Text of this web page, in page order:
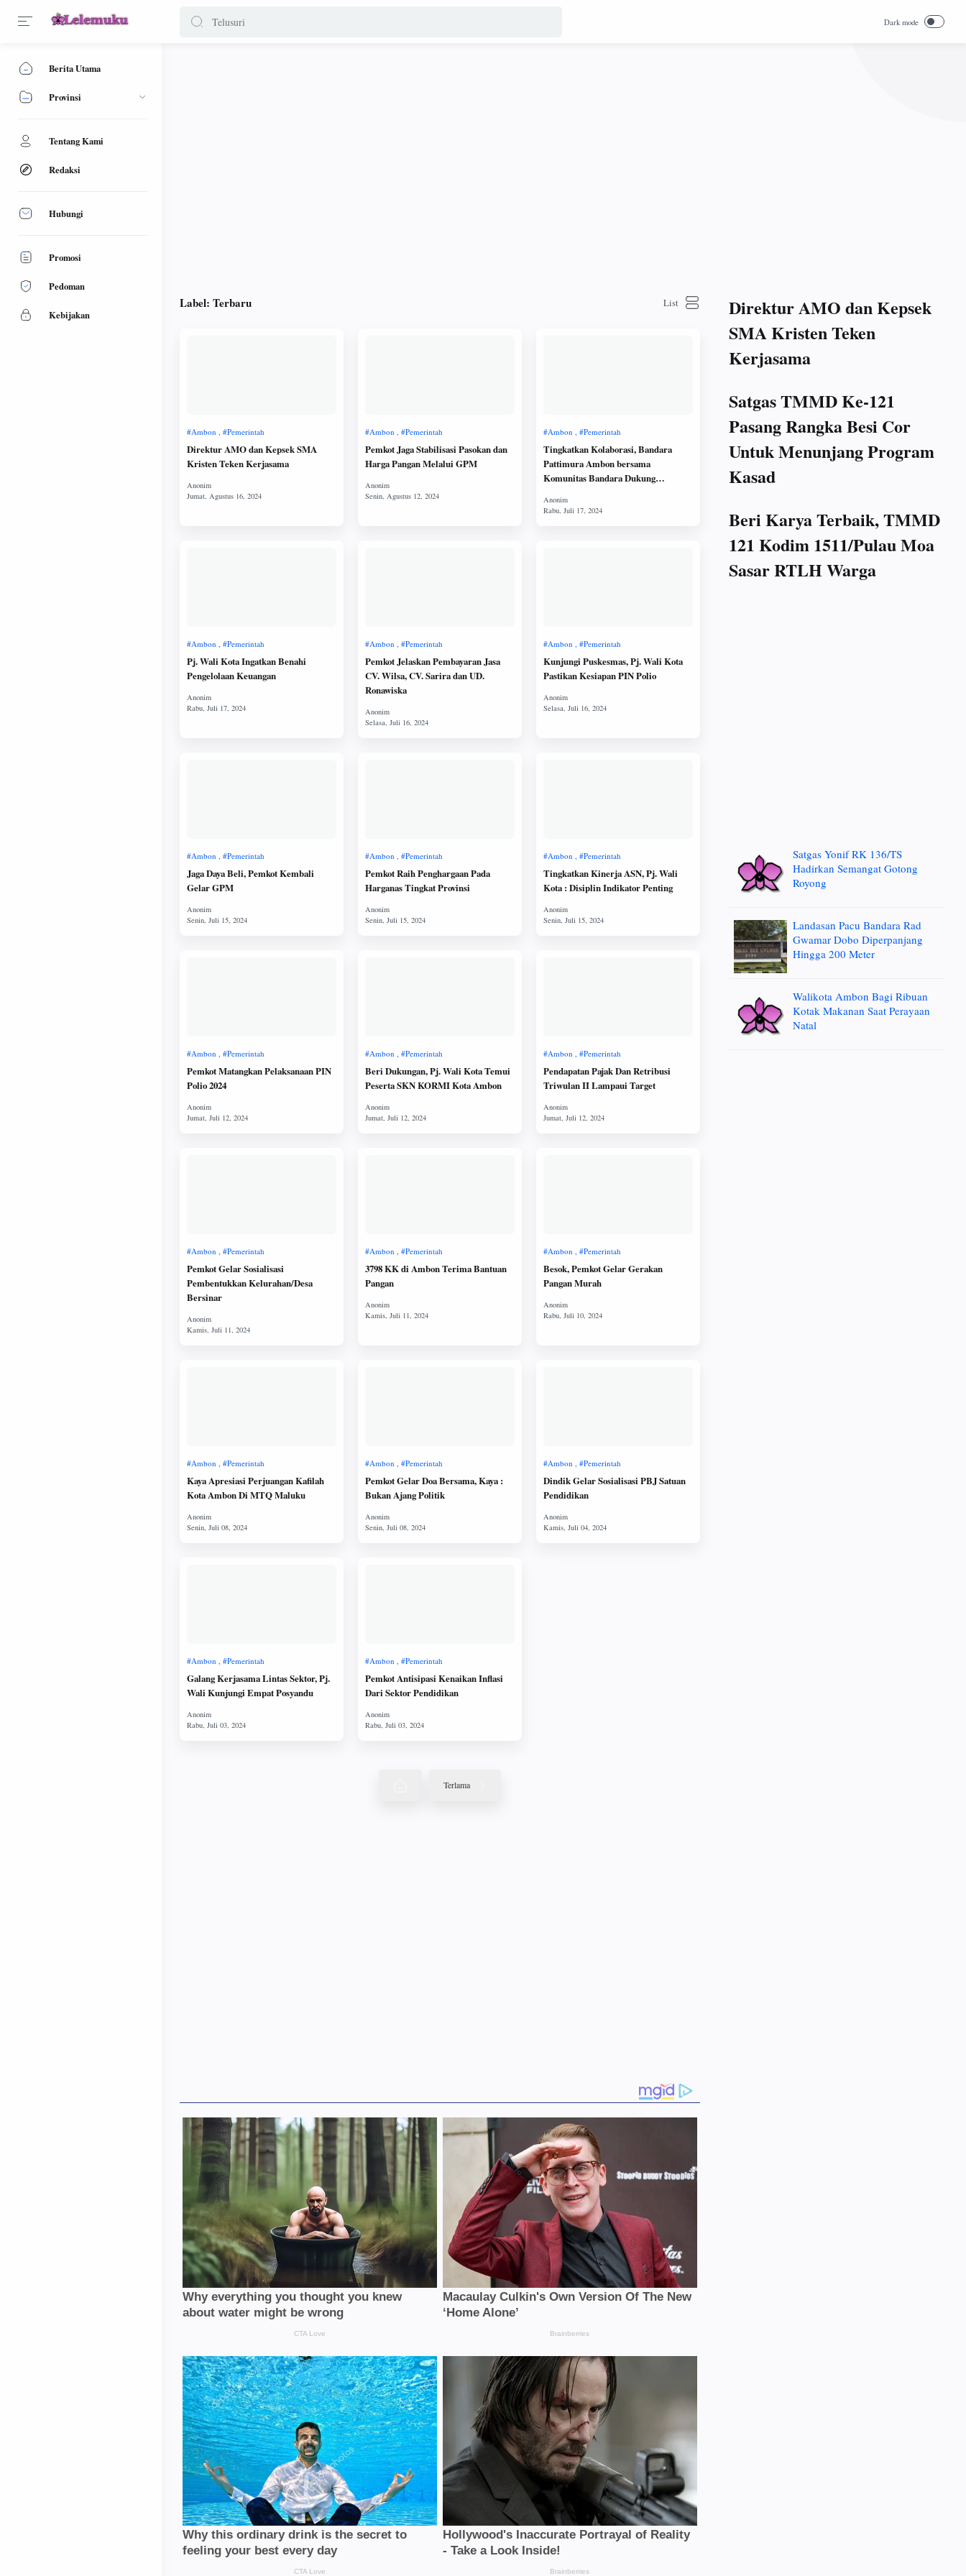
Label: Terbaru
Direktur AMO dan Kepsek SMA
Kristen Teken Kerjasama
Pemkot Jaga Stabilisasi Pasokan dan
Harga Pangan Melalui GPM
Tingkatkan Kolaborasi, Bandara
Pattimura Ambon bersama
Komunitas Bandara Dukung
Pj. Wali Kota Ingatkan Benahi
Pengelolaan Keuangan
Pemkot Jelaskan Pembayaran Jasa
CV. Wilsa, CV. Sarira dan UD.
Ronawiska
Kunjungi Puskesmas, Pj. Wali Kota
Pastikan Kesiapan PIN Polio
Jaga Daya Beli, Pemkot Kembali
Gelar GPM
Pemkot Raih Penghargaan Pada
Harganas Tingkat Provinsi
Tingkatkan Kinerja ASN, Pj. Wali
Kota : Disiplin Indikator Penting
Pemkot Matangkan Pelaksanaan PIN
Polio 2024
Beri Dukungan, Pj. Wali Kota Temui
Peserta SKN KORMI Kota Ambon
Pendapatan Pajak Dan Retribusi
Triwulan II Lampaui Target
Pemkot Gelar Sosialisasi
Pembentukkan Kelurahan/Desa
Bersinar
3798 KK di Ambon Terima Bantuan
Pangan
Besok, Pemkot Gelar Gerakan
Pangan Murah
Kaya Apresiasi Perjuangan Kafilah
Kota Ambon Di MTQ Maluku
Pemkot Gelar Doa Bersama, Kaya :
Bukan Ajang Politik
Dindik Gelar Sosialisasi PBJ Satuan
Pendidikan
Galang Kerjasama Lintas Sektor, Pj.
Wali Kunjungi Empat Posyandu
Pemkot Antisipasi Kenaikan Inflasi
Dari Sektor Pendidikan
Terlama
Direktur AMO dan Kepsek
SMA Kristen Teken
Kerjasama
Satgas TMMD Ke-121
Pasang Rangka Besi Cor
Untuk Menunjang Program
Kasad
Beri Karya Terbaik, TMMD
121 Kodim 1511/Pulau Moa
Sasar RTLH Warga
Satgas Yonif RK 136/TS
Hadirkan Semangat Gotong
Royong
Landasan Pacu Bandara Rad
Gwamar Dobo Diperpanjang
Hingga 200 Meter
Walikota Ambon Bagi Ribuan
Kotak Makanan Saat Perayaan
Natal
Berita Utama
Provinsi
Tentang Kami
Redaksi
Hubungi
Promosi
Pedoman
Kebijakan